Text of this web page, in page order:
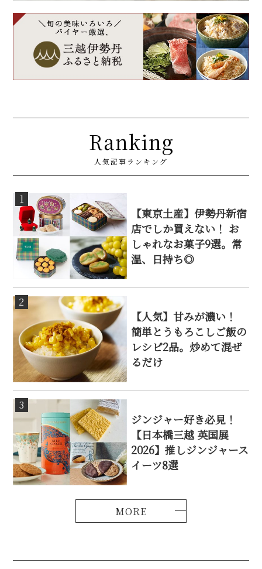
Ranking
人気記事ランキング
1
【東京土産】伊勢丹新宿
店でしか買えない！ お
しゃれなお菓子9選。常
温、日持ち◎
2
【人気】甘みが濃い！
簡単とうもろこしご飯の
レシピ2品。炒めて混ぜ
るだけ
3
ジンジャー好き必見！
【日本橋三越 英国展
2026】推しジンジャース
イーツ8選